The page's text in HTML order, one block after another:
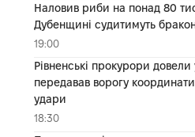
Наловив риби на понад 80
Дубенщині судитимуть
19:00
Рівненські прокурори
передавав ворогу
удари
18:30